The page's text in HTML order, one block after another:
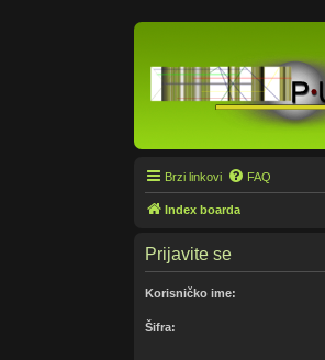
Brzi linkovi FAQ
Index boarda
Prijavite se
Korisničko ime:
Šifra: